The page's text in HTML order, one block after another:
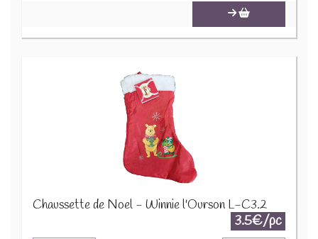
Chaussette de Noel - Winnie l'Ourson L-C3.2
3.5€/pc